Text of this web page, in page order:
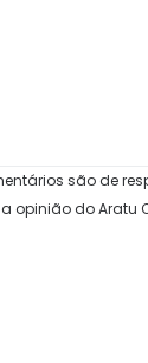
são de
opinião do Aratu